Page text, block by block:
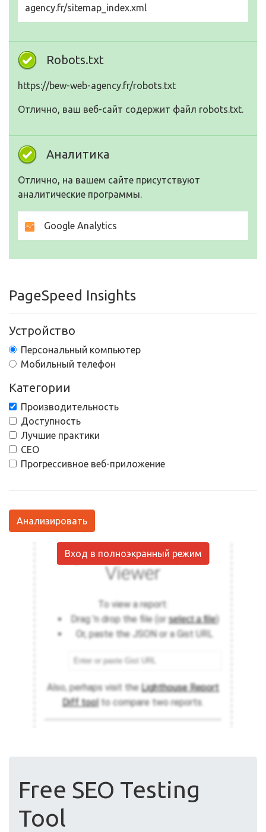
agency.fr/sitemap_index.xml
Robots.txt
https://bew-web-agency.fr/robots.txt
Отлично, ваш веб-сайт содержит файл robots.txt.
Аналитика
Отлично, на вашем сайте присутствуют
аналитические программы.
Google Analytics
PageSpeed Insights
Устройство
Персональный компьютер
Мобильный телефон
Категории
Производительность
Доступность
Лучшие практики
СЕО
Прогрессивное веб-приложение
Анализировать
Вход в полноэкранный режим
Free SEO Testing
Tool